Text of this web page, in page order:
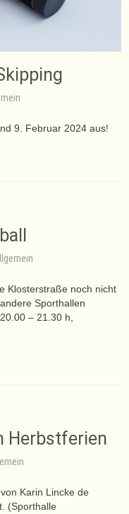
9. Februar 2024 aus!
Klosterstraße noch nicht
Sporthallen
– 21.30 h,
Herbstferien
Karin Lincke de
(Sporthalle